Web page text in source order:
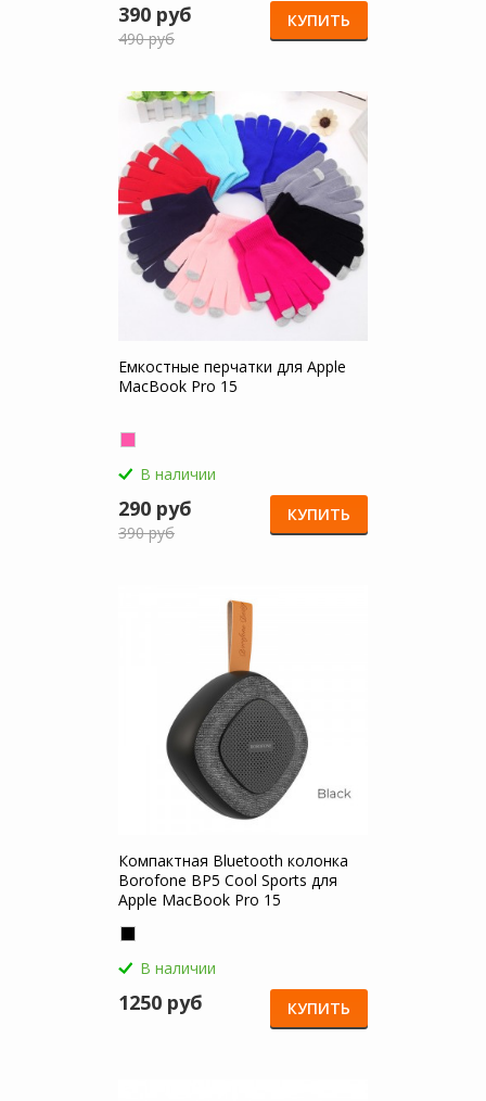
390 руб
490 руб
КУПИТЬ
Емкостные перчатки для Apple
MacBook Pro 15
В наличии
290 руб
390 руб
КУПИТЬ
Компактная Bluetooth колонка
Borofone BP5 Cool Sports для
Apple MacBook Pro 15
В наличии
1250 руб КУПИТЬ